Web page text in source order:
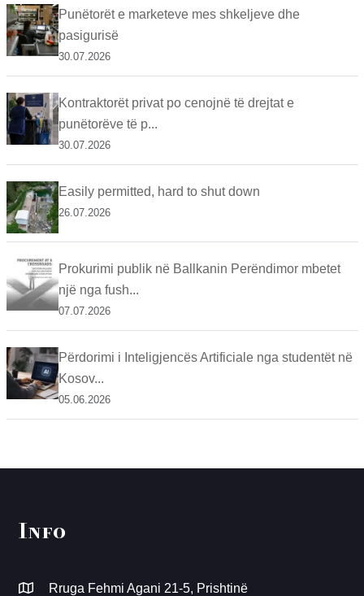
Punëtorët e marketeve mes shkeljeve dhe
pasigurisë
30.07.2026
Kontraktorët privat po cenojnë të drejtat e
punëtorëve të p...
30.07.2026
Easily permitted, hard to shut down
26.07.2026
Prokurimi publik në Ballkanin Perëndimor mbetet
një nga fush...
07.07.2026
Përdorimi i Inteligjencës Artificiale nga studentët në
Kosov...
05.06.2026
Info
Rruga Fehmi Agani 21-5, Prishtinë